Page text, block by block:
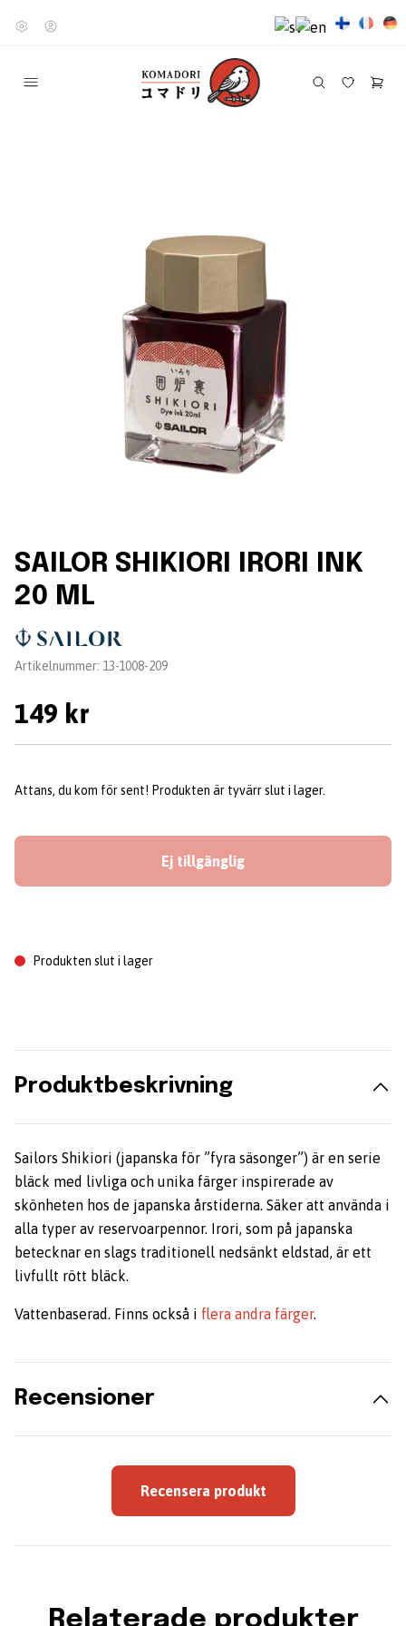
SAILOR SHIKIORI IRORI INK
20 ML
Leverantör:
Artikelnummer: 13-1008-209
149 kr
Attans, du kom för sent! Produkten är tyvärr slut i lager.
Ej tillgänglig
Produkten slut i lager
Produktbeskrivning
Sailors Shikiori (japanska för ”fyra säsonger”) är en serie
bläck med livliga och unika färger inspirerade av
skönheten hos de japanska årstiderna. Säker att använda i
alla typer av reservoarpennor. Irori, som på japanska
betecknar en slags traditionell nedsänkt eldstad, är ett
livfullt rött bläck.
Vattenbaserad. Finns också i flera andra färger.
Recensioner
Recensera produkt
Relaterade produkter